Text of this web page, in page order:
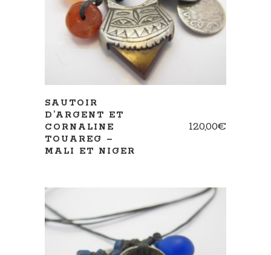
SAUTOIR
D’ARGENT ET
CORNALINE
TOUAREG –
MALI ET NIGER
120,00€